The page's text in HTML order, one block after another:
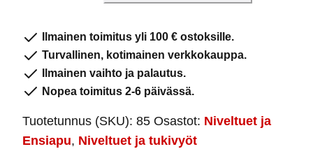
määrä
Ilmainen toimitus yli 100 € ostoksille.
Turvallinen, kotimainen verkkokauppa.
Ilmainen vaihto ja palautus.
Nopea toimitus 2-6 päivässä.
Tuotetunnus (SKU): 85 Osastot: Niveltuet ja
Ensiapu, Niveltuet ja tukivyöt